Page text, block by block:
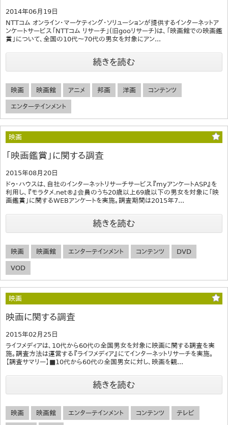
2014年06月19日
NTTコム オンライン・マーケティング・ソリューションが提供するインターネットア
ンケートサービス「NTTコム リサーチ」(旧gooリサーチ)は、「映画館での映画鑑
賞」について、全国の10代～70代の男女を対象にアン...
続きを読む
映画 映画館 アニメ 邦画 洋画 コンテンツ
エンターテインメント
映画
「映画鑑賞」に関する調査
2015年08月20日
ドゥ・ハウスは、自社のインターネットリサーチサービス『myアンケートASP』を
利用し、『モラタメ.net®』会員のうち20歳以上69歳以下の男女を対象に「映
画鑑賞」に関するWEBアンケートを実施。調査期間は2015年7...
続きを読む
映画 映画館 エンターテインメント コンテンツ DVD
VOD
映画
映画に関する調査
2015年02月25日
ライフメディアは、10代から60代の全国男女を対象に映画に関する調査を実
施。調査方法は運営する『ライフメディア』にてインターネットリサーチを実施。
【調査サマリー】■10代から60代の全国男女に対し、映画を観...
続きを読む
映画 映画館 エンターテインメント コンテンツ テレビ